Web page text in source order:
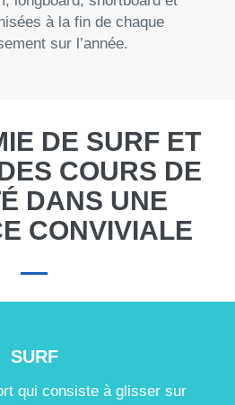
à la fin de chaque
sur l’année.
DE SURF ET
COURS DE
DANS UNE
CONVIVIALE
SURF
qui consiste à glisser sur